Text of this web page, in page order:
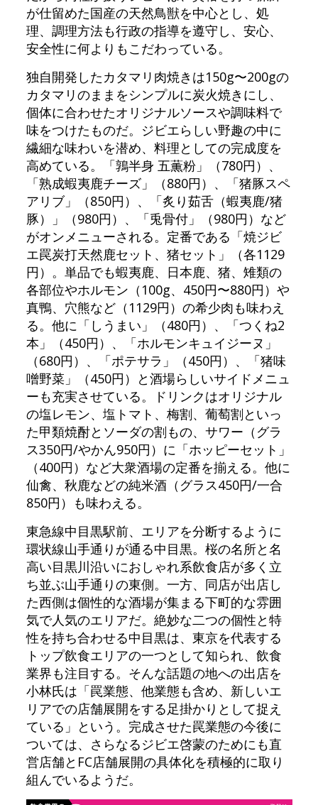
が仕留めた国産の天然鳥獣を中心とし、処
理、調理方法も行政の指導を遵守し、安心、
安全性に何よりもこだわっている。
独自開発したカタマリ肉焼きは150g〜200gの
カタマリのままをシンプルに炭火焼きにし、
個体に合わせたオリジナルソースや調味料で
味をつけたものだ。ジビエらしい野趣の中に
繊細な味わいを潜め、料理としての完成度を
高めている。「鶉半身 五薫粉」（780円）、
「熟成蝦夷鹿チーズ」（880円）、「猪豚スペ
アリブ」（850円）、「炙り茹舌（蝦夷鹿/猪
豚）」（980円）、「兎骨付」（980円）など
がオンメニューされる。定番である「焼ジビ
エ罠炭打天然鹿セット、猪セット」（各1129
円）。単品でも蝦夷鹿、日本鹿、猪、雉類の
各部位やホルモン（100g、450円〜880円）や
真鴨、穴熊など（1129円）の希少肉も味わえ
る。他に「しうまい」（480円）、「つくね2
本」（450円）、「ホルモンキュイジーヌ」
（680円）、「ポテサラ」（450円）、「猪味
噌野菜」（450円）と酒場らしいサイドメニュ
ーも充実させている。ドリンクはオリジナル
の塩レモン、塩トマト、梅割、葡萄割といっ
た甲類焼酎とソーダの割もの、サワー（グラ
ス350円/やかん950円）に「ホッピーセット」
（400円）など大衆酒場の定番を揃える。他に
仙禽、秋鹿などの純米酒（グラス450円/一合
850円）も味わえる。
東急線中目黒駅前、エリアを分断するように
環状線山手通りが通る中目黒。桜の名所と名
高い目黒川沿いにおしゃれ系飲食店が多く立
ち並ぶ山手通りの東側。一方、同店が出店し
た西側は個性的な酒場が集まる下町的な雰囲
気で人気のエリアだ。絶妙な二つの個性と特
性を持ち合わせる中目黒は、東京を代表する
トップ飲食エリアの一つとして知られ、飲食
業界も注目する。そんな話題の地への出店を
小林氏は「罠業態、他業態も含め、新しいエ
リアでの店舗展開をする足掛かりとして捉え
ている」という。完成させた罠業態の今後に
ついては、さらなるジビエ啓蒙のためにも直
営店舗とFC店舗展開の具体化を積極的に取り
組んでいるようだ。